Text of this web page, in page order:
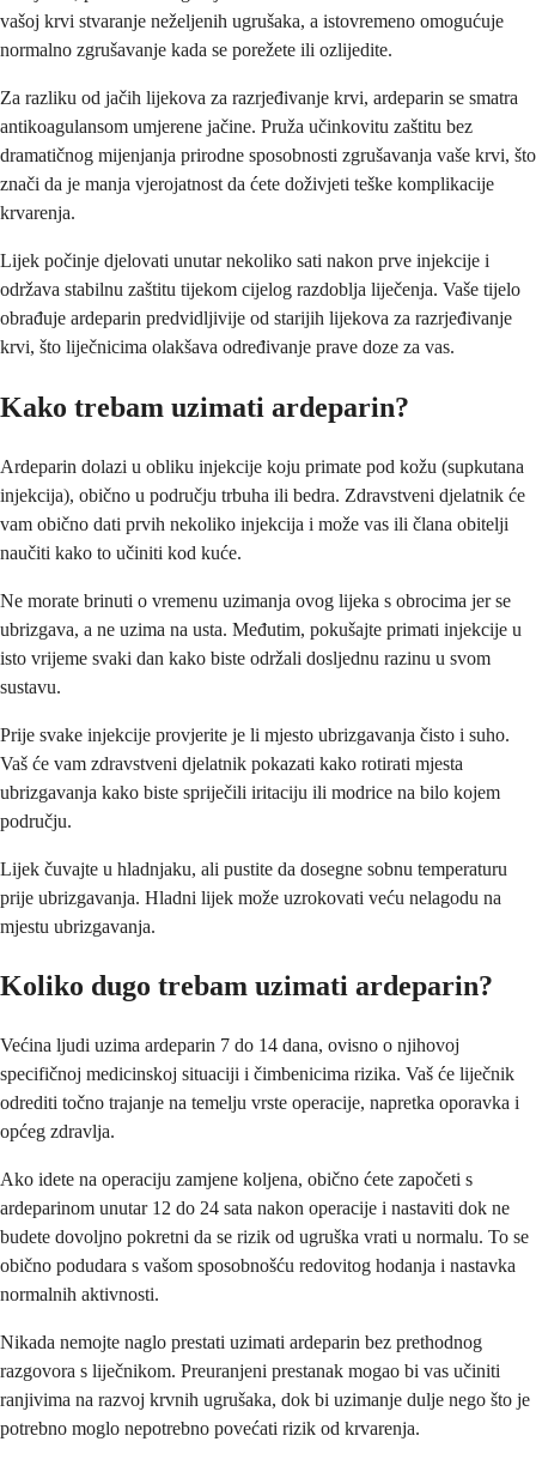
vašoj krvi stvaranje neželjenih ugrušaka, a istovremeno omogućuje
normalno zgrušavanje kada se porežete ili ozlijedite.
Za razliku od jačih lijekova za razrjeđivanje krvi, ardeparin se smatra
antikoagulansom umjerene jačine. Pruža učinkovitu zaštitu bez
dramatičnog mijenjanja prirodne sposobnosti zgrušavanja vaše krvi, što
znači da je manja vjerojatnost da ćete doživjeti teške komplikacije
krvarenja.
Lijek počinje djelovati unutar nekoliko sati nakon prve injekcije i
održava stabilnu zaštitu tijekom cijelog razdoblja liječenja. Vaše tijelo
obrađuje ardeparin predvidljivije od starijih lijekova za razrjeđivanje
krvi, što liječnicima olakšava određivanje prave doze za vas.
Kako trebam uzimati ardeparin?
Ardeparin dolazi u obliku injekcije koju primate pod kožu (supkutana
injekcija), obično u području trbuha ili bedra. Zdravstveni djelatnik će
vam obično dati prvih nekoliko injekcija i može vas ili člana obitelji
naučiti kako to učiniti kod kuće.
Ne morate brinuti o vremenu uzimanja ovog lijeka s obrocima jer se
ubrizgava, a ne uzima na usta. Međutim, pokušajte primati injekcije u
isto vrijeme svaki dan kako biste održali dosljednu razinu u svom
sustavu.
Prije svake injekcije provjerite je li mjesto ubrizgavanja čisto i suho.
Vaš će vam zdravstveni djelatnik pokazati kako rotirati mjesta
ubrizgavanja kako biste spriječili iritaciju ili modrice na bilo kojem
području.
Lijek čuvajte u hladnjaku, ali pustite da dosegne sobnu temperaturu
prije ubrizgavanja. Hladni lijek može uzrokovati veću nelagodu na
mjestu ubrizgavanja.
Koliko dugo trebam uzimati ardeparin?
Većina ljudi uzima ardeparin 7 do 14 dana, ovisno o njihovoj
specifičnoj medicinskoj situaciji i čimbenicima rizika. Vaš će liječnik
odrediti točno trajanje na temelju vrste operacije, napretka oporavka i
općeg zdravlja.
Ako idete na operaciju zamjene koljena, obično ćete započeti s
ardeparinom unutar 12 do 24 sata nakon operacije i nastaviti dok ne
budete dovoljno pokretni da se rizik od ugruška vrati u normalu. To se
obično podudara s vašom sposobnošću redovitog hodanja i nastavka
normalnih aktivnosti.
Nikada nemojte naglo prestati uzimati ardeparin bez prethodnog
razgovora s liječnikom. Preuranjeni prestanak mogao bi vas učiniti
ranjivima na razvoj krvnih ugrušaka, dok bi uzimanje dulje nego što je
potrebno moglo nepotrebno povećati rizik od krvarenja.